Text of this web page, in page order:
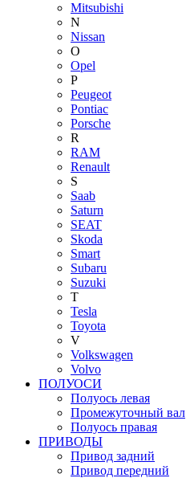
Mitsubishi
N
Nissan
O
Opel
P
Peugeot
Pontiac
Porsche
R
RAM
Renault
S
Saab
Saturn
SEAT
Skoda
Smart
Subaru
Suzuki
T
Tesla
Toyota
V
Volkswagen
Volvo
ПОЛУОСИ
Полуось левая
Промежуточный вал
Полуось правая
ПРИВОДЫ
Привод задний
Привод передний